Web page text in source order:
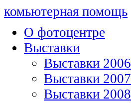
комьютерная помощь
О фотоцентре
Выставки
Выставки 2006
Выставки 2007
Выставки 2008